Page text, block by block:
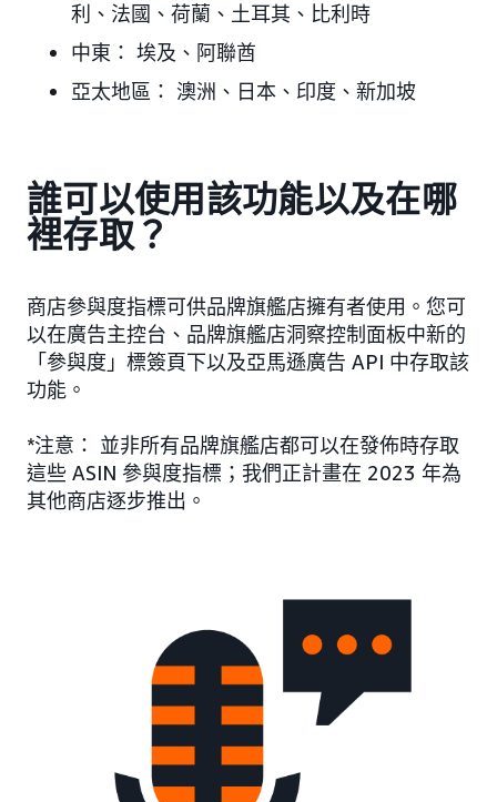
利、法國、荷蘭、土耳其、比利時
中東： 埃及、阿聯酋
亞太地區： 澳洲、日本、印度、新加坡
誰可以使用該功能以及在哪
裡存取？
商店參與度指標可供品牌旗艦店擁有者使用。您可
以在廣告主控台、品牌旗艦店洞察控制面板中新的
「參與度」標簽頁下以及亞馬遜廣告 API 中存取該
功能。
*注意： 並非所有品牌旗艦店都可以在發佈時存取
這些 ASIN 參與度指標；我們正計畫在 2023 年為
其他商店逐步推出。